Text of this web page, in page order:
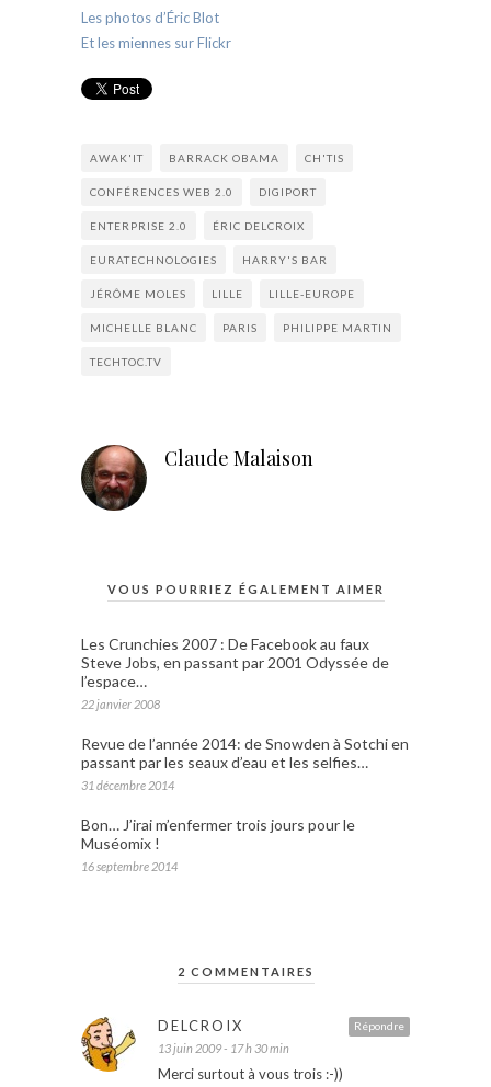
Les photos d’Éric Blot
Et les miennes sur Flickr
AWAK'IT BARRACK OBAMA CH'TIS
CONFÉRENCES WEB 2.0 DIGIPORT
ENTERPRISE 2.0 ÉRIC DELCROIX
EURATECHNOLOGIES HARRY'S BAR
JÉRÔME MOLES LILLE LILLE-EUROPE
MICHELLE BLANC PARIS PHILIPPE MARTIN
TECHTOC.TV
Claude Malaison
VOUS POURRIEZ ÉGALEMENT AIMER
Les Crunchies 2007 : De Facebook au faux
Steve Jobs, en passant par 2001 Odyssée de
l’espace…
22 janvier 2008
Revue de l’année 2014: de Snowden à Sotchi en
passant par les seaux d’eau et les selfies…
31 décembre 2014
Bon… J’irai m’enfermer trois jours pour le
Muséomix !
16 septembre 2014
2 COMMENTAIRES
Répondre
DELCROIX
13 juin 2009 - 17 h 30 min
Merci surtout à vous trois :-))